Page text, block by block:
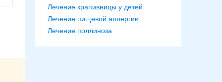
Лечение крапивницы у детей
Лечение пищевой аллергии
Лечение поллиноза